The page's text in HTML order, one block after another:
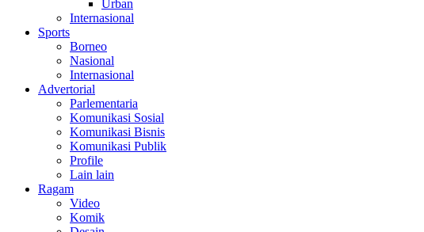
Urban
Internasional
Sports
Borneo
Nasional
Internasional
Advertorial
Parlementaria
Komunikasi Sosial
Komunikasi Bisnis
Komunikasi Publik
Profile
Lain lain
Ragam
Video
Komik